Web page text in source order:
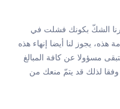
الشكّ بكونك فشلت في
يجوز لنا أيضا إنهاء هذه
مسؤولا عن كافة المبالغ
وفقا لذلك قد يتمّ منعك من